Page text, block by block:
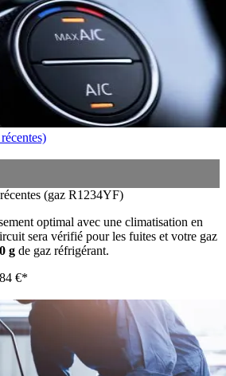
(gaz R1234YF)
optimal avec une climatisation en
sera vérifié pour les fuites et votre gaz
g de gaz réfrigérant.
€*